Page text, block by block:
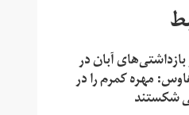
آبان در
مهره کمرم را در
شکستند